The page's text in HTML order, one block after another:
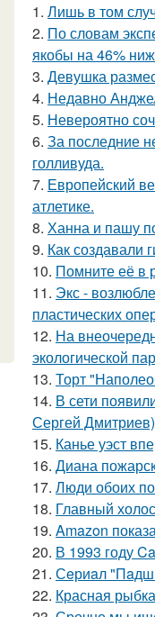
1. Лишь в том
2. По словам
якобы на 46%
3. Девушка
4. Недавно
5. Невероятно
6. За последние
голливуда.
7. Европейский
атлетике.
8. Ханна и пашу
9. Как создавали
10. Помните её в
11. Экс -
пластических
12. На
экологической
13. Торт
14. В сети
Сергей
15. Канье уэст
16. Диана
17. Люди обоих
18. Главный
19. Amazon
20. В 1993 году
21. Сeриaл
22. Красная